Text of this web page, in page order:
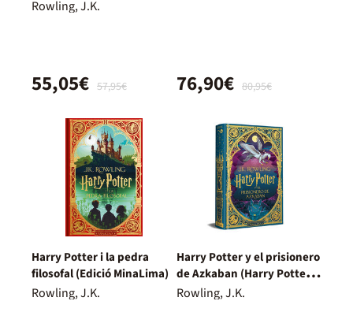
[ediciones ilustradas
Rowling, J.K.
57,95€
55,05€ 80,95€
76,90€
Harry Potter i la pedra
filosofal (Edició MinaLima)
Rowling, J.K.
Harry Potter y el prisionero
de Azkaban (Harry Potter
[edición MinaLima] 3)
Rowling, J.K.